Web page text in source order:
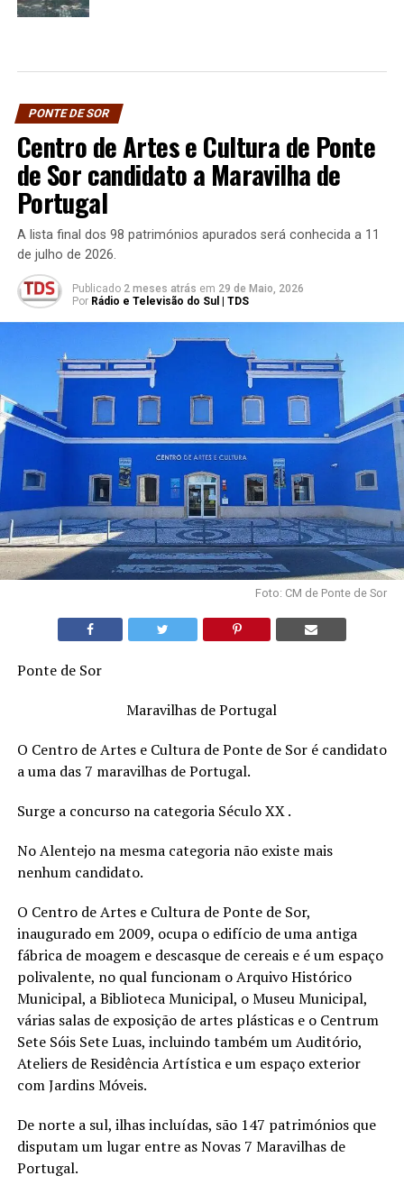
PONTE DE SOR
Centro de Artes e Cultura de Ponte
de Sor candidato a Maravilha de
Portugal
A lista final dos 98 patrimónios apurados será conhecida a 11
de julho de 2026.
Publicado 2 meses atrás em 29 de Maio, 2026
Por Rádio e Televisão do Sul | TDS
Foto: CM de Ponte de Sor
Ponte de Sor
Maravilhas de Portugal
O Centro de Artes e Cultura de Ponte de Sor é candidato
a uma das 7 maravilhas de Portugal.
Surge a concurso na categoria Século XX .
No Alentejo na mesma categoria não existe mais
nenhum candidato.
O Centro de Artes e Cultura de Ponte de Sor,
inaugurado em 2009, ocupa o edifício de uma antiga
fábrica de moagem e descasque de cereais e é um espaço
polivalente, no qual funcionam o Arquivo Histórico
Municipal, a Biblioteca Municipal, o Museu Municipal,
várias salas de exposição de artes plásticas e o Centrum
Sete Sóis Sete Luas, incluindo também um Auditório,
Ateliers de Residência Artística e um espaço exterior
com Jardins Móveis.
De norte a sul, ilhas incluídas, são 147 patrimónios que
disputam um lugar entre as Novas 7 Maravilhas de
Portugal.